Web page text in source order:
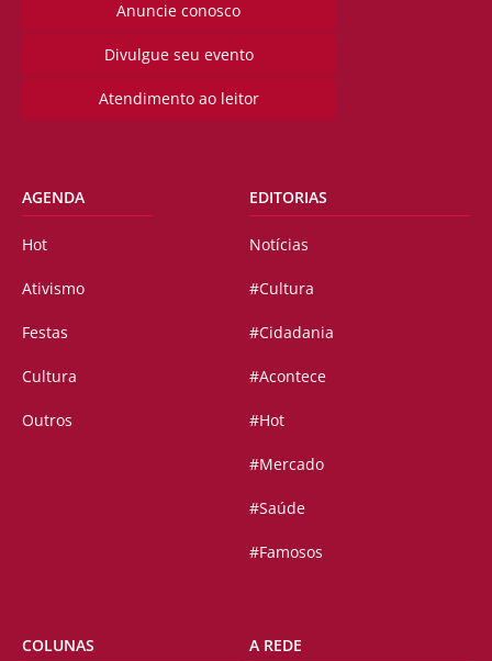
Anuncie conosco
Divulgue seu evento
Atendimento ao leitor
AGENDA
Hot
Ativismo
Festas
Cultura
Outros
EDITORIAS
Notícias
#Cultura
#Cidadania
#Acontece
#Hot
#Mercado
#Saúde
#Famosos
COLUNAS A REDE